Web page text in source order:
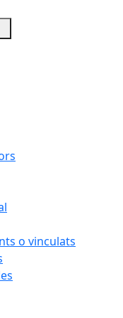
o vinculats